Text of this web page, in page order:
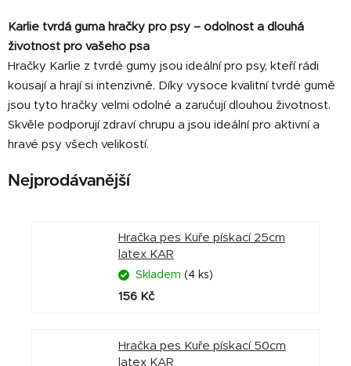
Karlie tvrdá guma hračky pro psy – odolnost a dlouhá
životnost pro vašeho psa
Hračky Karlie z tvrdé gumy jsou ideální pro psy, kteří rádi
kousají a hrají si intenzivně. Díky vysoce kvalitní tvrdé gumě
jsou tyto hračky velmi odolné a zaručují dlouhou životnost.
Skvěle podporují zdraví chrupu a jsou ideální pro aktivní a
hravé psy všech velikostí.
Nejprodávanější
Hračka pes Kuře pískací 25cm
latex KAR
Skladem (4 ks)
156 Kč
Hračka pes Kuře pískací 50cm
latex KAR